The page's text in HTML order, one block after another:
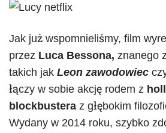
Jak już wspomnieliśmy, film
przez Luca Bessona, znanego
takich jak Leon zawodowiec
łączy w sobie akcję rodem z
blockbustera z głębokim
Wydany w 2014 roku, szybko